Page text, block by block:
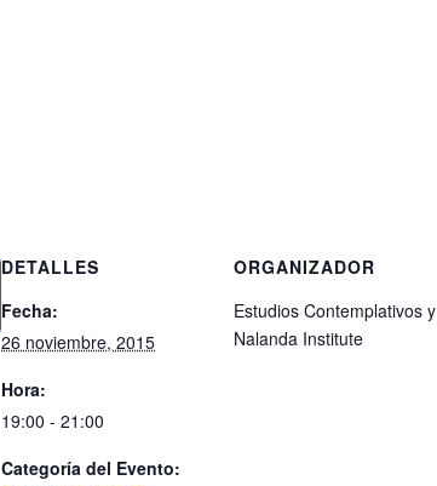
DETALLES
Fecha:
26 noviembre, 2015
Hora:
19:00 - 21:00
Categoría del Evento:
ORGANIZADOR
Estudios Contemplativos y
Nalanda Institute